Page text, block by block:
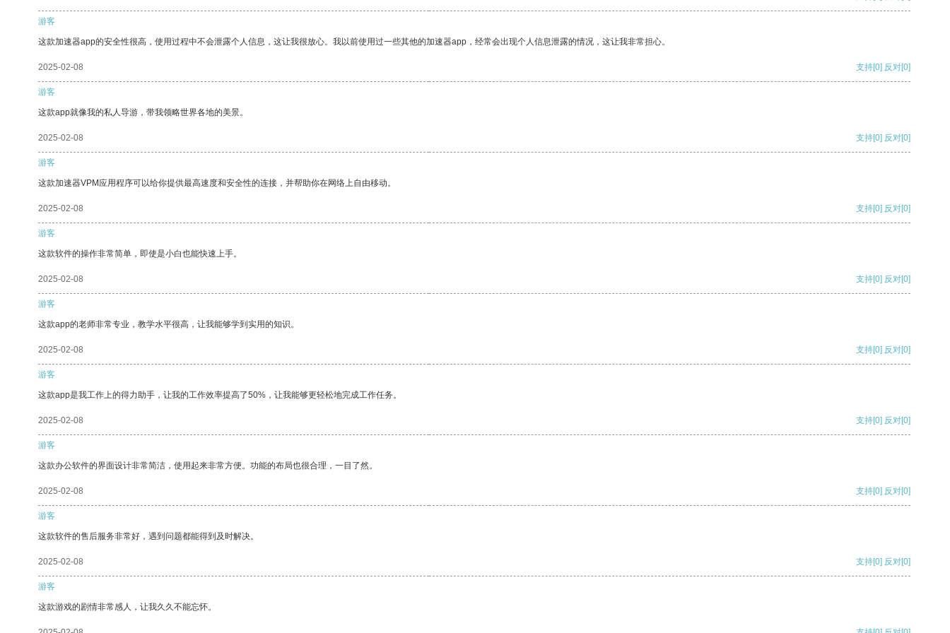
游客
这款加速器app的安全性很高，使用过程中不会泄露个人信息，这让我很放心。我以前使用过一些其他的加速器app，经常会出现个人信息泄露的情况，这让我非常担心。
2025-02-08 支持[0] 反对[0]
游客
这款app就像我的私人导游，带我领略世界各地的美景。
2025-02-08 支持[0] 反对[0]
游客
这款加速器VPM应用程序可以给你提供最高速度和安全性的连接，并帮助你在网络上自由移动。
2025-02-08 支持[0] 反对[0]
游客
这款软件的操作非常简单，即使是小白也能快速上手。
2025-02-08 支持[0] 反对[0]
游客
这款app的老师非常专业，教学水平很高，让我能够学到实用的知识。
2025-02-08 支持[0] 反对[0]
游客
这款app是我工作上的得力助手，让我的工作效率提高了50%，让我能够更轻松地完成工作任务。
2025-02-08 支持[0] 反对[0]
游客
这款办公软件的界面设计非常简洁，使用起来非常方便。功能的布局也很合理，一目了然。
2025-02-08 支持[0] 反对[0]
游客
这款软件的售后服务非常好，遇到问题都能得到及时解决。
2025-02-08 支持[0] 反对[0]
游客
这款游戏的剧情非常感人，让我久久不能忘怀。